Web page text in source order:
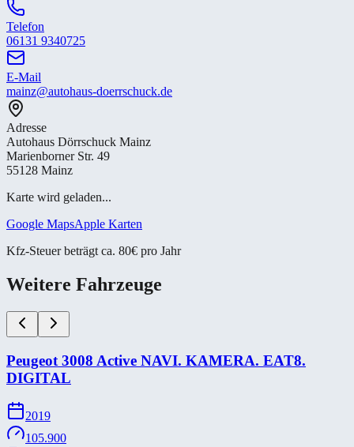
Telefon
06131 9340725
E-Mail
mainz@autohaus-doerrschuck.de
Adresse
Autohaus Dörrschuck Mainz
Marienborner Str. 49
55128 Mainz
Karte wird geladen...
Google MapsApple Karten
Kfz-Steuer beträgt ca. 80€ pro Jahr
Weitere Fahrzeuge
Peugeot 3008 Active NAVI. KAMERA. EAT8.
DIGITAL
2019
105.900